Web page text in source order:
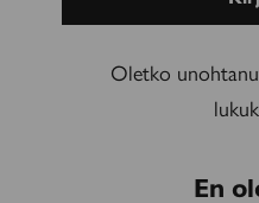
Oletko
En